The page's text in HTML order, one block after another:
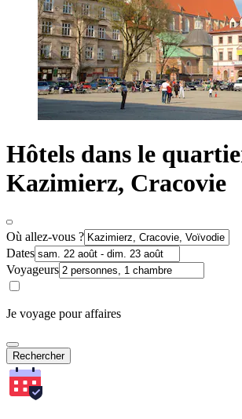
Hôtels dans le
Kazimierz, Cracovie
Où allez-vous ?
Dates
Voyageurs
Je voyage pour affaires
Rechercher